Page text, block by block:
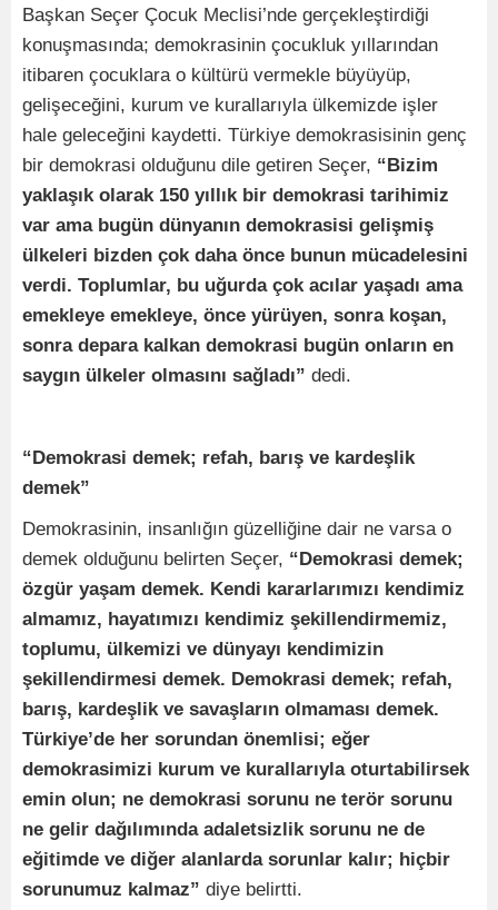
Başkan Seçer Çocuk Meclisi’nde gerçekleştirdiği
konuşmasında; demokrasinin çocukluk yıllarından
itibaren çocuklara o kültürü vermekle büyüyüp,
gelişeceğini, kurum ve kurallarıyla ülkemizde işler
hale geleceğini kaydetti. Türkiye demokrasisinin genç
bir demokrasi olduğunu dile getiren Seçer, “Bizim
yaklaşık olarak 150 yıllık bir demokrasi tarihimiz
var ama bugün dünyanın demokrasisi gelişmiş
ülkeleri bizden çok daha önce bunun mücadelesini
verdi. Toplumlar, bu uğurda çok acılar yaşadı ama
emekleye emekleye, önce yürüyen, sonra koşan,
sonra depara kalkan demokrasi bugün onların en
saygın ülkeler olmasını sağladı” dedi.
“Demokrasi demek; refah, barış ve kardeşlik
demek”
Demokrasinin, insanlığın güzelliğine dair ne varsa o
demek olduğunu belirten Seçer, “Demokrasi demek;
özgür yaşam demek. Kendi kararlarımızı kendimiz
almamız, hayatımızı kendimiz şekillendirmemiz,
toplumu, ülkemizi ve dünyayı kendimizin
şekillendirmesi demek. Demokrasi demek; refah,
barış, kardeşlik ve savaşların olmaması demek.
Türkiye’de her sorundan önemlisi; eğer
demokrasimizi kurum ve kurallarıyla oturtabilirsek
emin olun; ne demokrasi sorunu ne terör sorunu
ne gelir dağılımında adaletsizlik sorunu ne de
eğitimde ve diğer alanlarda sorunlar kalır; hiçbir
sorunumuz kalmaz” diye belirtti.